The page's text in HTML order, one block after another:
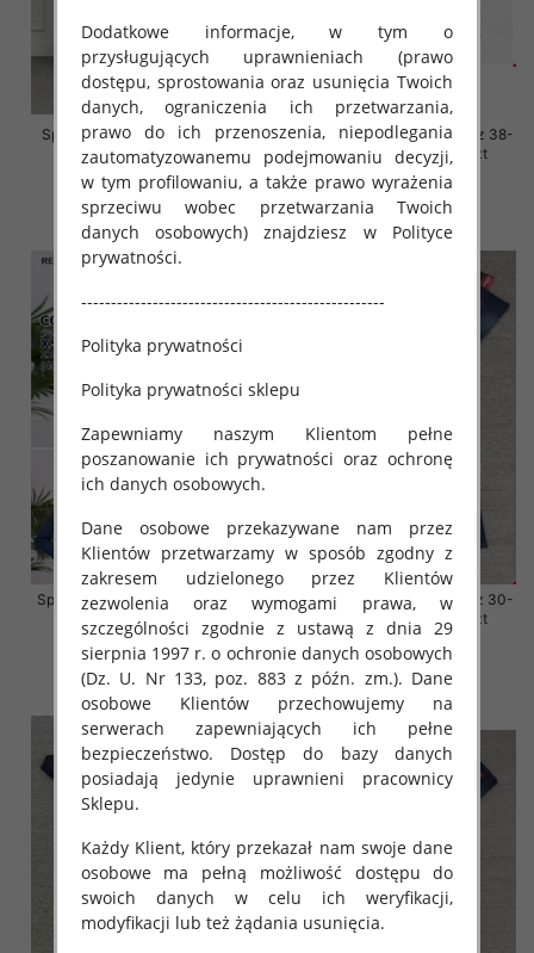
Spodnie damskie jeansy Roz L-
4XL, 1 Kolor Paczka 12 szt
54.00 zł
szczegóły
Spodnie damskie jeansy Roz 38-
48, 1 Kolor Paczka 12 szt
54.00 zł
szczegóły
Spodnie damskie jeansy Roz 38-
48, 1 Kolor Paczka 12 szt
54.00 zł
szczegóły
Spodnie damskie jeansy Roz 30-
38, 1 Kolor Paczka 10 szt
68.00 zł
szczegóły
Dodatkowe informacje, w tym o
przysługujących uprawnieniach (prawo
dostępu, sprostowania oraz usunięcia Twoich
danych, ograniczenia ich przetwarzania,
prawo do ich przenoszenia, niepodlegania
zautomatyzowanemu podejmowaniu decyzji,
w tym profilowaniu, a także prawo wyrażenia
sprzeciwu wobec przetwarzania Twoich
danych osobowych) znajdziesz w Polityce
prywatności.
---------------------------------------------------
Polityka prywatności
Polityka prywatności sklepu
Zapewniamy naszym Klientom pełne
poszanowanie ich prywatności oraz ochronę
ich danych osobowych.
Dane osobowe przekazywane nam przez
Klientów przetwarzamy w sposób zgodny z
zakresem udzielonego przez Klientów
zezwolenia oraz wymogami prawa, w
szczególności zgodnie z ustawą z dnia 29
sierpnia 1997 r. o ochronie danych osobowych
(Dz. U. Nr 133, poz. 883 z późn. zm.). Dane
osobowe Klientów przechowujemy na
serwerach zapewniających ich pełne
bezpieczeństwo. Dostęp do bazy danych
posiadają jedynie uprawnieni pracownicy
Sklepu.
Każdy Klient, który przekazał nam swoje dane
osobowe ma pełną możliwość dostępu do
swoich danych w celu ich weryfikacji,
modyfikacji lub też żądania usunięcia.